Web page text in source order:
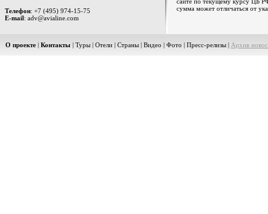
Телефон: +7 (495) 974-15-75
E-mail: adv@avialine.com
сумма может отличаться от
О проекте | Контакты | Туры | Отели | Страны | Видео | Фото | Пресс-релизы | Архив